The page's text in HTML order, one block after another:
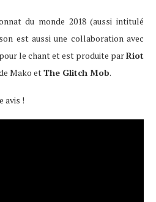
du monde 2018 (aussi intitulé
est aussi une collaboration avec
pour le chant et est produite parRiot
Mako etThe Glitch Mob.
avis !